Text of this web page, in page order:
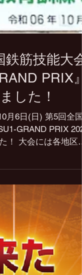
筋技能大会
PRIX』
した！
月6日(日) 第5回全国
大会には各地区の
の選手の参加もあ
グランプリ”と